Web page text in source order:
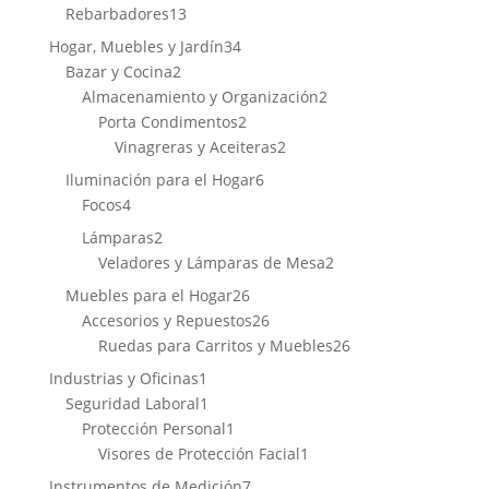
Rebarbadores1313
productos
Hogar, Muebles y Jardín3434
Bazar y Cocina22
productos
Almacenamiento y Organización22
Porta Condimentos22
productos
Vinagreras y Aceiteras22
Iluminación para el Hogar66
Focos44
productos
Lámparas22
productos
Veladores y Lámparas de Mesa22
Muebles para el Hogar2626
productos
Accesorios y Repuestos2626
productos
Ruedas para Carritos y Muebles2626
Industrias y Oficinas1
Seguridad Laboral1
producto
Protección Personal1
producto
Visores de Protección Facial1
7